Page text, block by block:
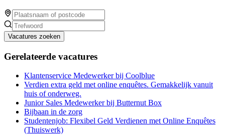
Vacatures zoeken
Gerelateerde vacatures
Klantenservice Medewerker bij Coolblue
Verdien extra geld met online enquêtes. Gemakkelijk vanuit
huis of onderweg.
Junior Sales Medewerker bij Butternut Box
Bijbaan in de zorg
Studentenjob: Flexibel Geld Verdienen met Online Enquêtes
(Thuiswerk)